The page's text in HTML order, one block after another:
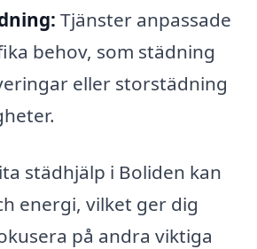
Tjänster anpassade
behov, som städning
eller storstädning
städhjälp i Boliden kan
energi, vilket ger dig
på andra viktiga